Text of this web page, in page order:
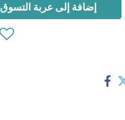
إضافة إلى عربة التسوق